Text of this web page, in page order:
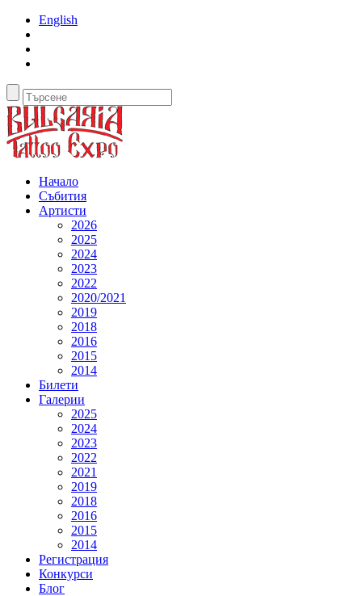
English
Начало
Събития
Артисти
2026
2025
2024
2023
2022
2020/2021
2019
2018
2016
2015
2014
Билети
Галерии
2025
2024
2023
2022
2021
2019
2018
2016
2015
2014
Регистрация
Конкурси
Блог